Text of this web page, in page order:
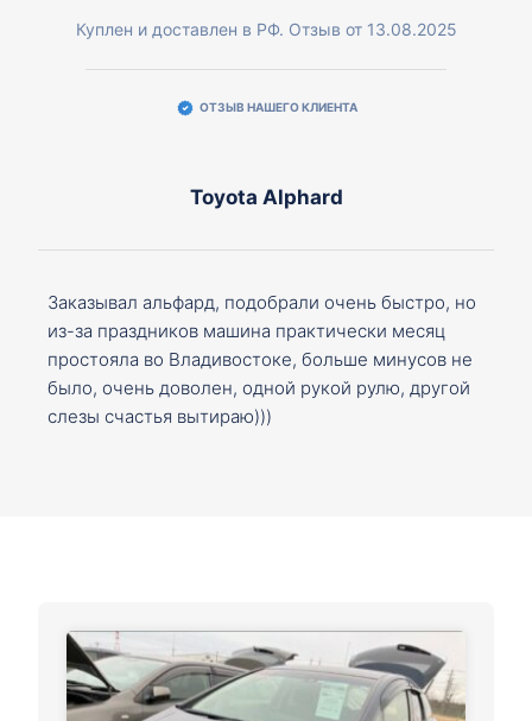
Куплен и доставлен в РФ. Отзыв от 13.08.2025
ОТЗЫВ НАШЕГО КЛИЕНТА
Toyota Alphard
Заказывал альфард, подобрали очень быстро, но
из-за праздников машина практически месяц
простояла во Владивостоке, больше минусов не
было, очень доволен, одной рукой рулю, другой
слезы счастья вытираю)))